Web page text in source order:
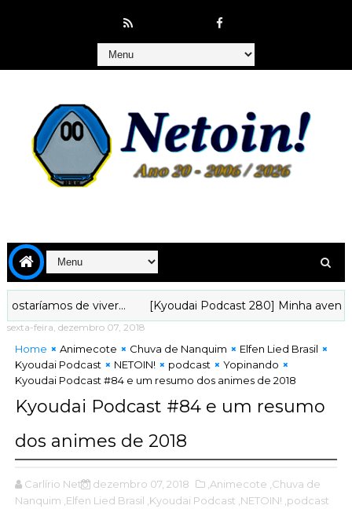
de viver... [Kyoudai Podcast 280] Minha aventura
sexta-feira, dezembro 07, 2018
Home Animecote Chuva de Nanquim
Elfen Lied Brasil
Kyoudai Podcast
NETOIN! podcast
Yopinando
Kyoudai Podcast #84 e um resumo dos animes de 2018
Kyoudai Podcast #84 e um resumo
dos animes de 2018
Carlírio Neto dezembro 07, 2018 ,Animecote ,Chuva de
Nanquim ,Elfen Lied Brasil ,Kyoudai Podcast ,NETOIN! ,podcast